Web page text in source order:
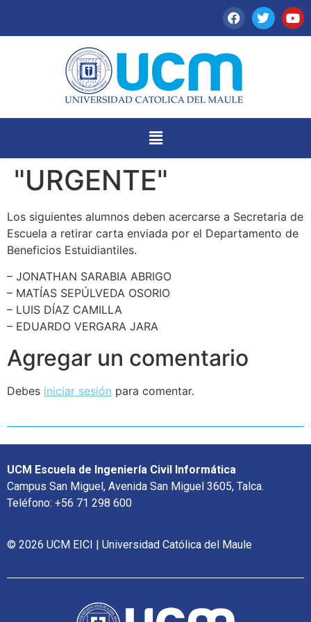
"URGENTE"
Los siguientes alumnos deben acercarse a Secretaria de
Escuela a retirar carta enviada por el Departamento de
Beneficios Estuidiantiles.
– JONATHAN SARABIA ABRIGO
– MATÍAS SEPÚLVEDA OSORIO
– LUIS DÍAZ CAMILLA
– EDUARDO VERGARA JARA
Agregar un comentario
Debes iniciar sesión para comentar.
UCM Escuela de Ingeniería Civil Informática
Campus San Miguel, Avenida San Miguel 3605, Talca.
Teléfono: +56 71 298 600
© 2026 UCM EICI | Universidad Católica del Maule